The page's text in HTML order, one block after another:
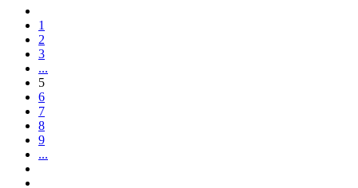
1
2
3
...
5
6
7
8
9
...